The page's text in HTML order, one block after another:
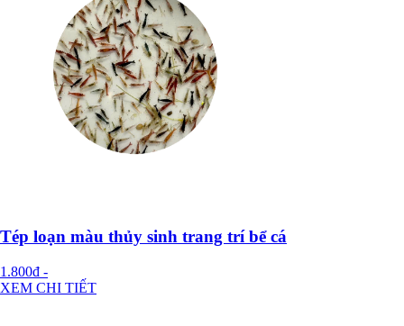
Tép loạn màu thủy sinh trang trí bể cá
1.800đ -
XEM CHI TIẾT